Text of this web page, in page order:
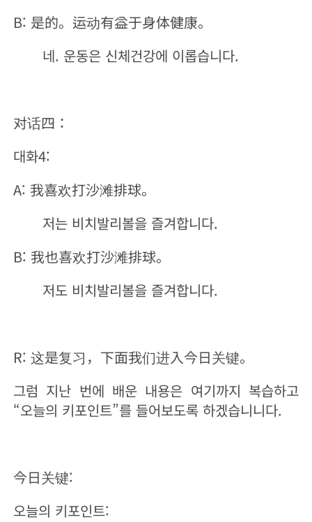
B: 是的。运动有益于身体健康。
네. 운동은 신체건강에 이롭습니다.
对话四：
대화4:
A: 我喜欢打沙滩排球。
저는 비치발리볼을 즐겨합니다.
B: 我也喜欢打沙滩排球。
저도 비치발리볼을 즐겨합니다.
R: 这是复习，下面我们进入今日关键。
그럼 지난 번에 배운 내용은 여기까지 복습하고
“오늘의 키포인트”를 들어보도록 하겠습니니다.
今日关键:
오늘의 키포인트: